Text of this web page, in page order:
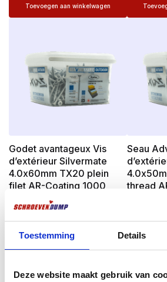
Toestemming Details
Deze website maakt gebruik van
prix
€ 81,84.
prix
€ 73,23.
prix
€
prix
€
Godet avantageux Vis
d’extérieur Silvermate
4.0x60mm TX20 plein
filet AR-Coating 1000
Le
prix
était :
Le
prix
est :
Seau
thread
Le
prix
était :
Le
prix
est :